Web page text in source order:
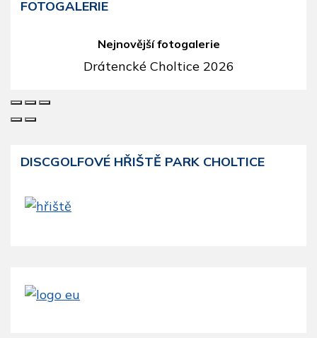
FOTOGALERIE
Nejnovější fotogalerie
Drátencké Choltice 2026
DISCGOLFOVÉ HŘIŠTĚ PARK CHOLTICE